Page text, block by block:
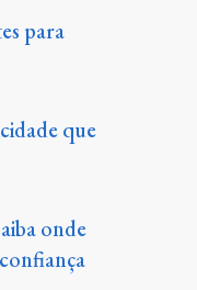
para
que
onde